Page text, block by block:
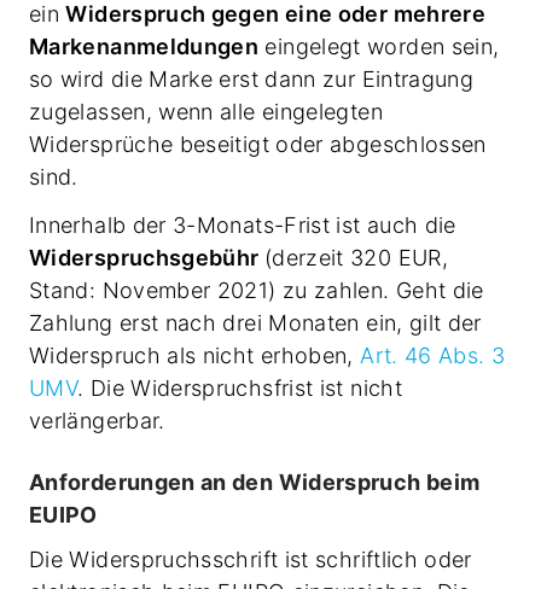
einWiderspruch gegen eine oder mehrere
Markenanmeldungen eingelegt worden sein,
so wird die Marke erst dann zur Eintragung
zugelassen, wenn alle eingelegten
Widersprüche beseitigt oder abgeschlossen
sind.
Innerhalb der 3-Monats-Frist ist auch die
Widerspruchsgebühr (derzeit 320 EUR,
Stand: November 2021) zu zahlen. Geht die
Zahlung erst nach drei Monaten ein, gilt der
Widerspruch als nicht erhoben, Art. 46 Abs. 3
UMV. Die Widerspruchsfrist ist nicht
verlängerbar.
Anforderungen an den Widerspruch beim
EUIPO
Die Widerspruchsschrift ist schriftlich oder